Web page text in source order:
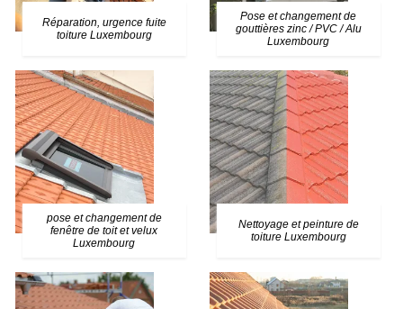
Réparation, urgence fuite
toiture Luxembourg
Pose et changement de
gouttières zinc / PVC / Alu
Luxembourg
pose et changement de
fenêtre de toit et velux
Luxembourg
Nettoyage et peinture de
toiture Luxembourg